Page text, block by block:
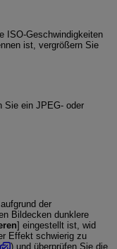
ISO-Geschwindigkeiten
ist, vergrößern Sie
Sie ein JPEG- oder
der
Bildecken dunklere
] eingestellt ist, wid
Effekt schwierig zu
) und überprüfen Sie die